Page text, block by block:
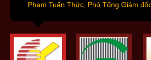
Phạm Tuấn Thức, Phó Tổng Giám